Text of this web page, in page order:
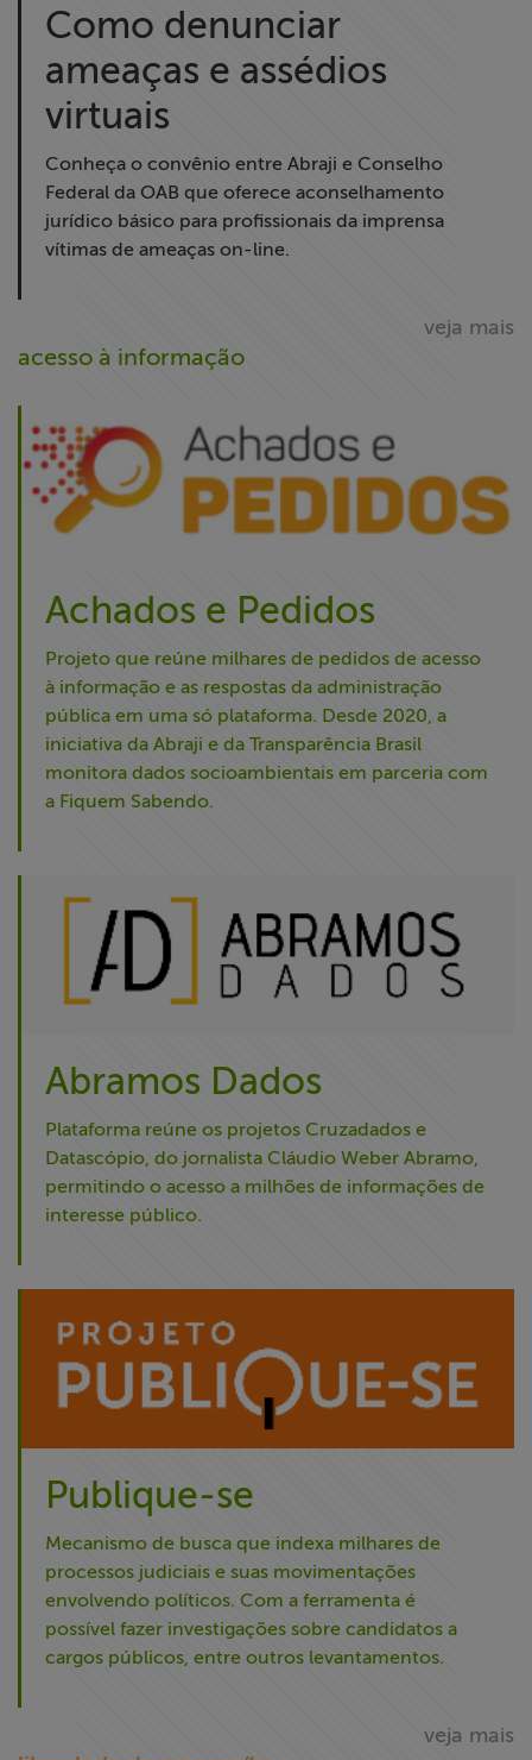
Como denunciar
ameaças e assédios
virtuais
Conheça o convênio entre Abraji e Conselho
Federal da OAB que oferece aconselhamento
jurídico básico para profissionais da imprensa
vítimas de ameaças on-line.
veja mais
acesso à informação
Achados e Pedidos
Projeto que reúne milhares de pedidos de acesso
à informação e as respostas da administração
pública em uma só plataforma. Desde 2020, a
iniciativa da Abraji e da Transparência Brasil
monitora dados socioambientais em parceria com
a Fiquem Sabendo.
Abramos Dados
Plataforma reúne os projetos Cruzadados e
Datascópio, do jornalista Cláudio Weber Abramo,
permitindo o acesso a milhões de informações de
interesse público.
Publique-se
Mecanismo de busca que indexa milhares de
processos judiciais e suas movimentações
envolvendo políticos. Com a ferramenta é
possível fazer investigações sobre candidatos a
cargos públicos, entre outros levantamentos.
veja mais